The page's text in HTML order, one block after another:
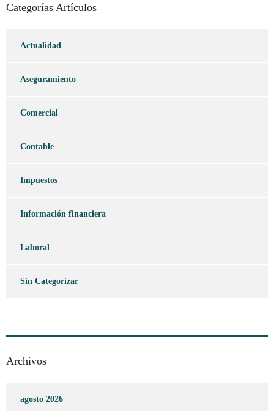
Categorías Artículos
Actualidad
Aseguramiento
Comercial
Contable
Impuestos
Información financiera
Laboral
Sin Categorizar
Archivos
agosto 2026